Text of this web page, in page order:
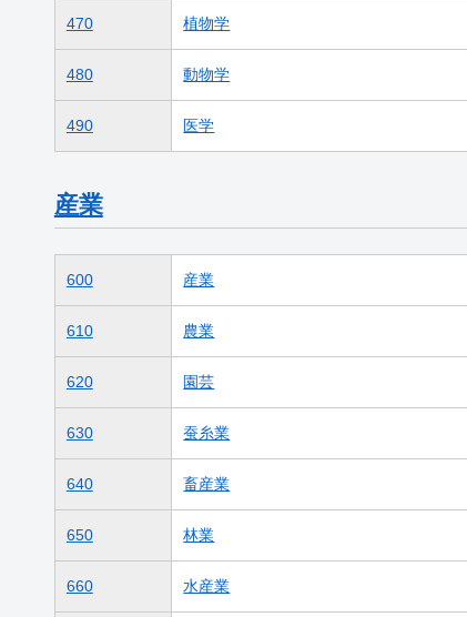
470 植物学
480 動物学
490 医学
産業
600 産業
610 農業
620 園芸
630 蚕糸業
640 畜産業
650 林業
660 水産業